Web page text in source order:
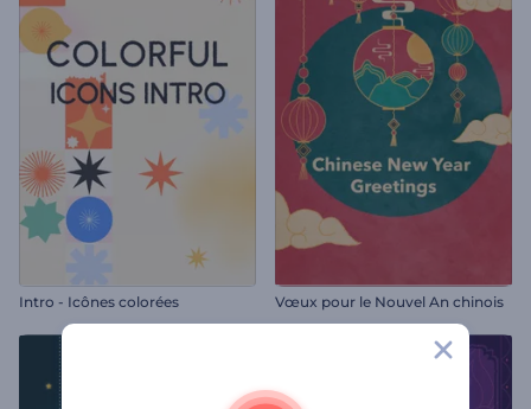
Intro - Icônes colorées Vœux pour le Nouvel An chinois